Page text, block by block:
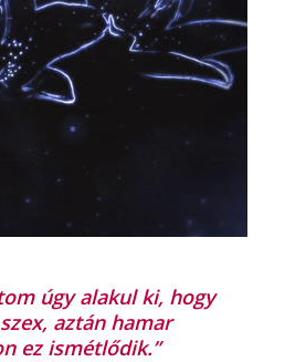
úgy alakul ki, hogy
aztán hamar
ez ismétlődik.”